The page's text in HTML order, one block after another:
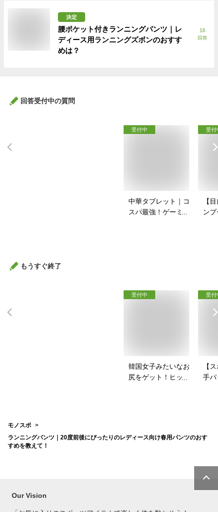
決定
腰ポケット付きランニングパンツ｜レ
ディース用ランニングズボンのおすす
めは？
16
回答
回答受付中の質問
受付中
中華タブレット｜コ
スパ最強！ゲーミン
受付
【
ン
もうすぐ終了
受付中
韓国女子みたいなお
尻をゲット！ヒップ
受付
【
手パ
モノスポ
ランニングパンツ｜20度前後にぴったりのレディース向け春用パンツのおす
すめを教えて！
Our Vision